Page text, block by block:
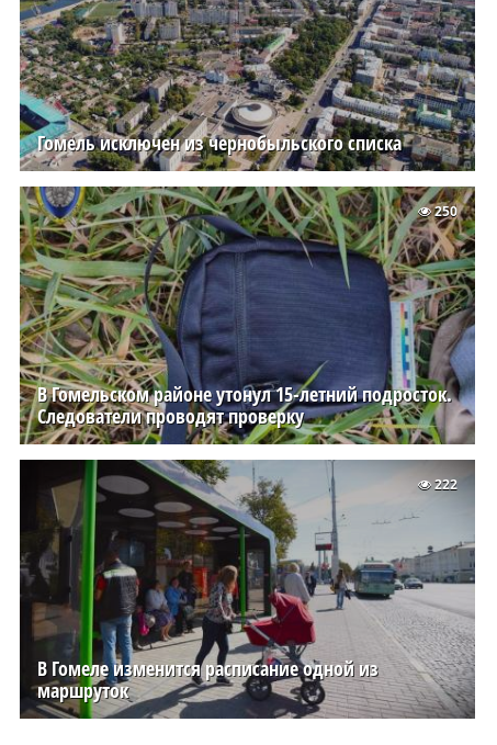
Гомель исключен из чернобыльского списка
В Гомельском районе утонул 15-летний подросток.
Следователи проводят проверку
250
В Гомеле изменится расписание одной из
маршруток
222